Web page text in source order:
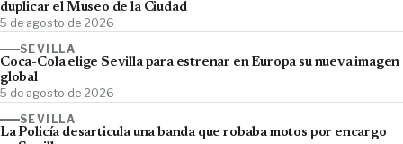
duplicar el Museo de la Ciudad
5 de agosto de 2026
SEVILLA
Coca-Cola elige Sevilla para estrenar en Europa su nueva imagen
global
5 de agosto de 2026
SEVILLA
La Policía desarticula una banda que robaba motos por encargo